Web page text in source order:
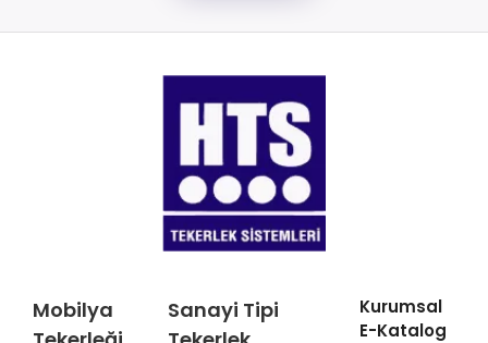
Mobilya
Sanayi Tipi
Kurumsal
E-Katalog